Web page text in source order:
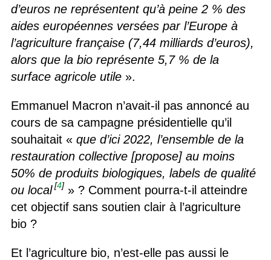
d’euros ne représentent qu’à peine 2 % des
aides européennes versées par l’Europe à
l’agriculture française (7,44 milliards d’euros),
alors que la bio représente 5,7 % de la
surface agricole utile».
Emmanuel Macron n’avait-il pas annoncé au
cours de sa campagne présidentielle qu’il
souhaitait « que d’ici 2022, l’ensemble de la
restauration collective [propose] au moins
50% de produits biologiques, labels de qualité
ou local[4] » ? Comment pourra-t-il atteindre
cet objectif sans soutien clair à l’agriculture
bio ?
Et l’agriculture bio, n’est-elle pas aussi le